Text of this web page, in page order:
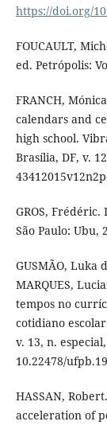
https://doi.org/
FOUCAULT,
ed. Petrópolis:
FRANCH,
calendars and
high school.
Brasília, DF, v.
GROS,
São Paulo: Ubu,
GUSMÃO, Luka
MARQUES,
tempos no
cotidiano
v. 13, n.
10.22478/
HASSAN,
acceleration of